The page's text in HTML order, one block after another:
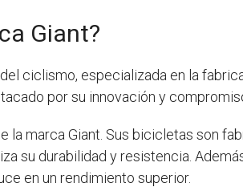
Giant?
ciclismo, especializada en la
por su innovación y
la marca Giant. Sus bicicletas son
su durabilidad y resistencia.
en un rendimiento superior.